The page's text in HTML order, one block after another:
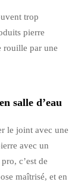
trop
pierre
rouille par une
salle d’eau
le joint avec une
avec un
c’est de
maîtrisé, et en